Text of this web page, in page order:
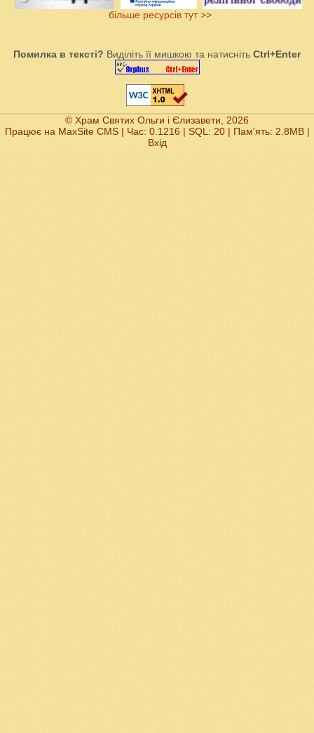
більше ресурсів тут >>
Помилка в тексті? Виділіть її мишкою та натисніть Ctrl+Enter
© Храм Святих Ольги і Єлизавети, 2026
Працює на MaxSite CMS| Час: 0.1216 | SQL: 20 | Пам'ять: 2.8MB|
Вхід